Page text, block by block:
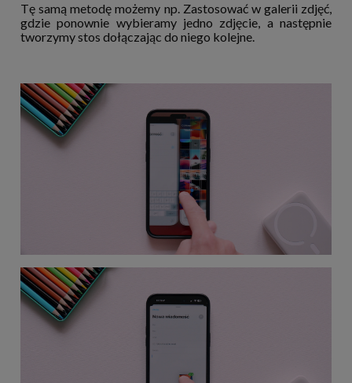
Tę samą metodę możemy np. Zastosować w galerii zdjęć,
gdzie ponownie wybieramy jedno zdjęcie, a następnie
tworzymy stos dołączając do niego kolejne.